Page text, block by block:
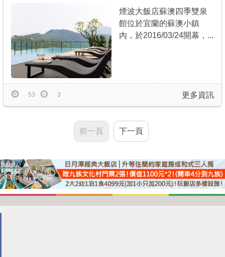
煙波大飯店蘇澳四季雙泉
館位於宜蘭的蘇澳小鎮
內，於2016/03/24開幕，...
更多資訊
53 3
前一頁 下一頁